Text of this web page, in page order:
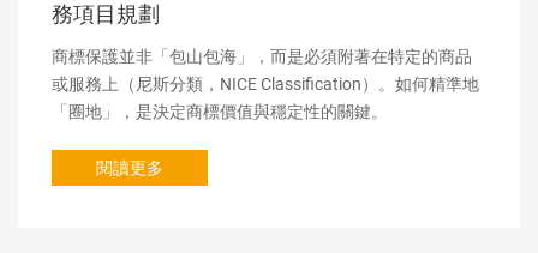
務項目規劃
商標保護並非「包山包海」，而是必須附著在特定的商品
或服務上（尼斯分類，NICE Classification）。如何精準地
「圈地」，是決定商標價值與穩定性的關鍵。
閱讀更多